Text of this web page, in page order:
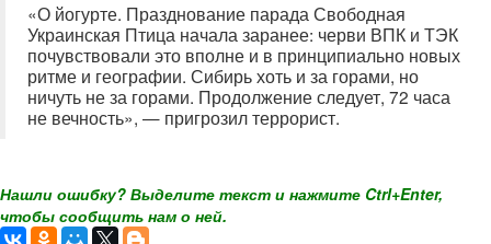
«О йогурте. Празднование парада Свободная
Украинская Птица начала заранее: черви ВПК и ТЭК
почувствовали это вполне и в принципиально новых
ритме и географии. Сибирь хоть и за горами, но
ничуть не за горами. Продолжение следует, 72 часа
не вечность», — пригрозил террорист.
Нашли ошибку? Выделите текст и нажмите Ctrl+Enter,
чтобы сообщить нам о ней.